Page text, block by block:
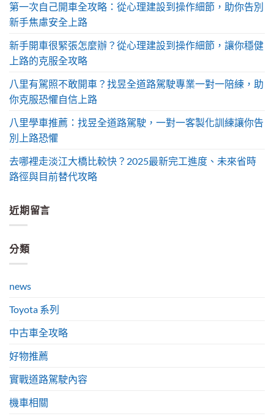
第一次自己開車全攻略：從心理建設到操作細節，助你告別
新手焦慮安全上路
新手開車很緊張怎麼辦？從心理建設到操作細節，讓你穩健
上路的克服全攻略
八里有駕照不敢開車？找昱全道路駕駛專業一對一陪練，助
你克服恐懼自信上路
八里學車推薦：找昱全道路駕駛，一對一客製化訓練讓你告
別上路恐懼
去哪裡走淡江大橋比較快？2025最新完工進度、未來省時
路徑與目前替代攻略
近期留言
分類
news
Toyota 系列
中古車全攻略
好物推薦
實戰道路駕駛內容
機車相關